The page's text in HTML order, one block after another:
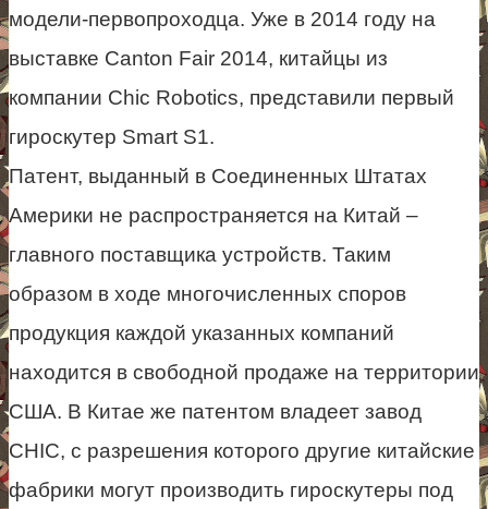
модели-первопроходца. Уже в 2014 году на
выставке Canton Fair 2014, китайцы из
компании Chic Robotics, представили первый
гироскутер Smart S1.
Патент, выданный в Соединенных Штатах
Америки не распространяется на Китай –
главного поставщика устройств. Таким
образом в ходе многочисленных споров
продукция каждой указанных компаний
находится в свободной продаже на территории
США. В Китае же патентом владеет завод
CHIC, с разрешения которого другие китайские
фабрики могут производить гироскутеры под